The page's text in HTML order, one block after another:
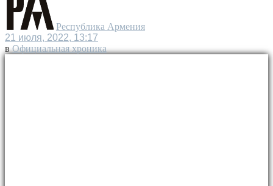
Республика Армения
21 июля, 2022, 13:17
в Официальная хроника